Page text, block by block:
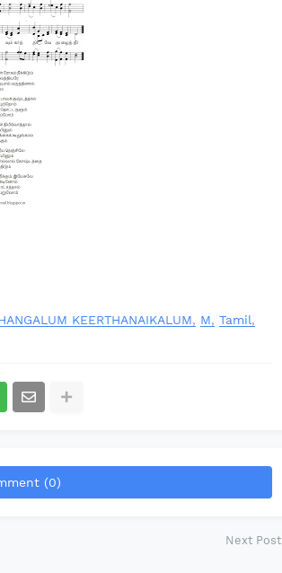
KEERTHANAIKALUM M
Tamil
(0)
Next Post